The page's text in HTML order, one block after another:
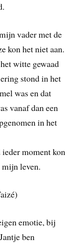
vader met de
kon het niet aan.
witte gewaad
stond in het
was en dat
vanaf dan een
in het
moment kon
mijn leven.
emotie, bij
ben